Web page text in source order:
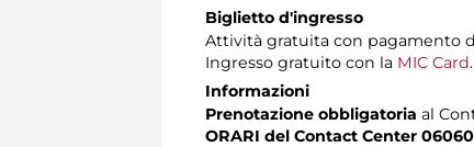
Biglietto d'ingresso
Attività gratuita con pagamento
Ingresso gratuito con la MIC Card.
Informazioni
Prenotazione obbligatoria al
ORARI del Contact Center